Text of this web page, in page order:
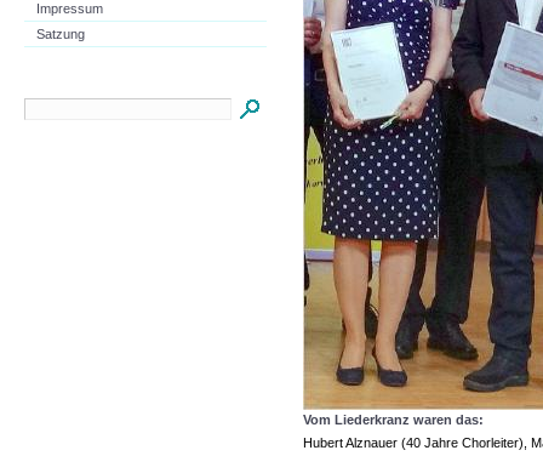
Impressum
Satzung
Vom Liederkranz waren das:
Hubert Alznauer (40 Jahre Chorleiter),